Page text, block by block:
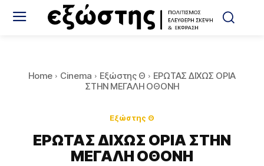
Home Cinema Εξώστης Θ
ΕΡΩΤΑΣ ΔΙΧΩΣ ΟΡΙΑ
ΣΤΗΝ ΜΕΓΑΛΗ ΟΘΟΝΗ
Εξώστης Θ
ΕΡΩΤΑΣ ΔΙΧΩΣ ΟΡΙΑ ΣΤΗΝ
ΜΕΓΑΛΗ ΟΘΟΝΗ